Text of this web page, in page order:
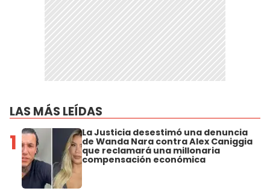
LAS MÁS LEÍDAS
1 La Justicia desestimó una denuncia
de Wanda Nara contra Alex Caniggia
que reclamará una millonaria
compensación económica